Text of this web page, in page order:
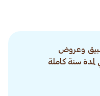
وعروض
سنة كاملة